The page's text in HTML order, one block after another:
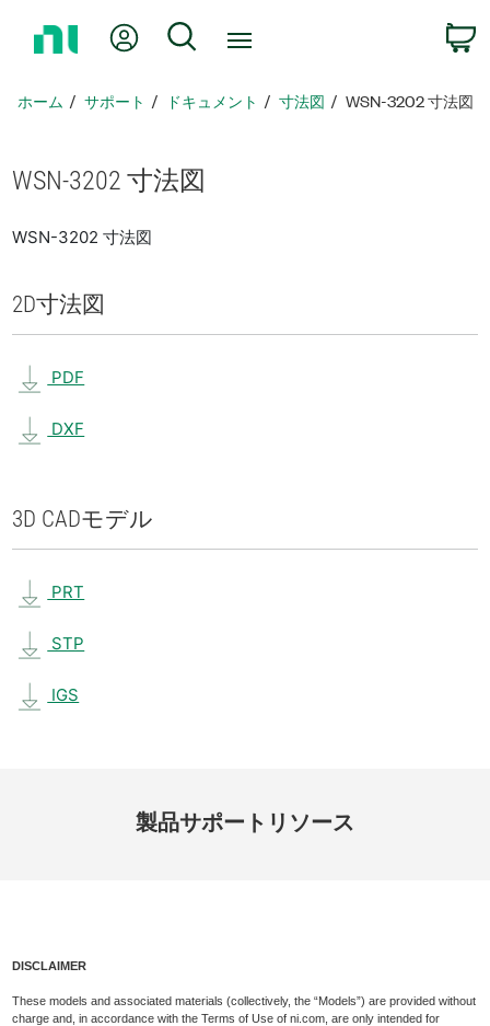
ペ
に
戻
Myアカウント
検索
ホーム サポート ドキュメント 寸法図 WSN-3202 寸法図
WSN-3202 寸法図
WSN-3202 寸法図
2D寸法図
PDF
DXF
3D CADモデル
PRT
STP
IGS
製品サポート リソース
DISCLAIMER
These models and associated materials (collectively, the “Models”) are provided without
charge and, in accordance with the Terms of Use of ni.com, are only intended for